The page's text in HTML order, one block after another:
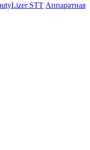
Аппаратная